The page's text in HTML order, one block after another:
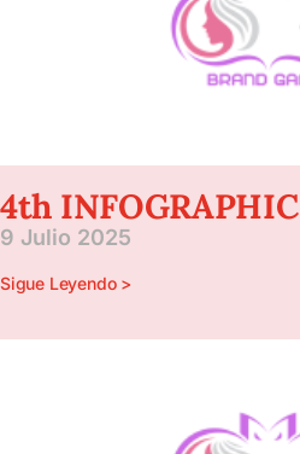
4th INFOGRAPHIC
9 Julio 2025
Sigue Leyendo >